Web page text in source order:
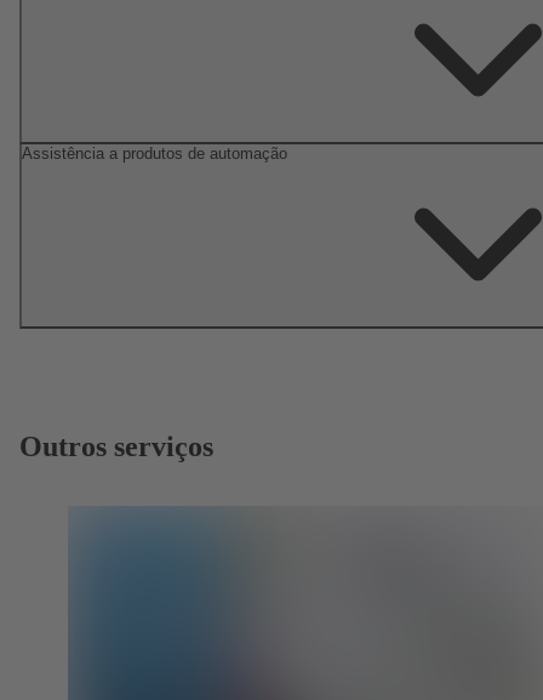
Assistência a produtos de automação
Outros serviços